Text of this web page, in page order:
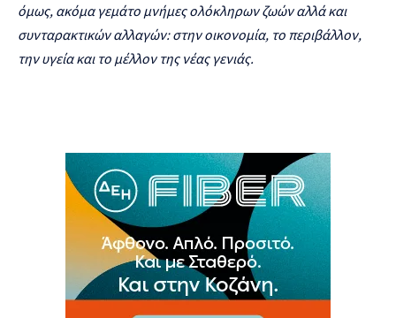
όμως, ακόμα γεμάτο μνήμες ολόκληρων ζωών αλλά και
συνταρακτικών αλλαγών: στην οικονομία, το περιβάλλον,
την υγεία και το μέλλον της νέας γενιάς.